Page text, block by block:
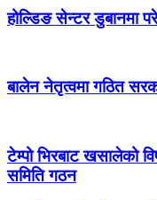
होल्डिङ सेन्टर डुबानमा
बालेन नेतृत्वमा गठित
टेम्पो भिरबाट खसालेको
समिति गठन